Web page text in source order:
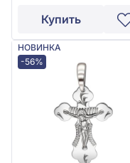
Купить
НОВИНКА
-56%